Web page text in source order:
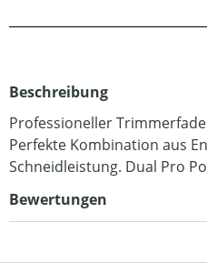
Beschreibung
Professioneller
Perfekte Kombination aus
Schneidleistung. Dual Pro
Bewertungen